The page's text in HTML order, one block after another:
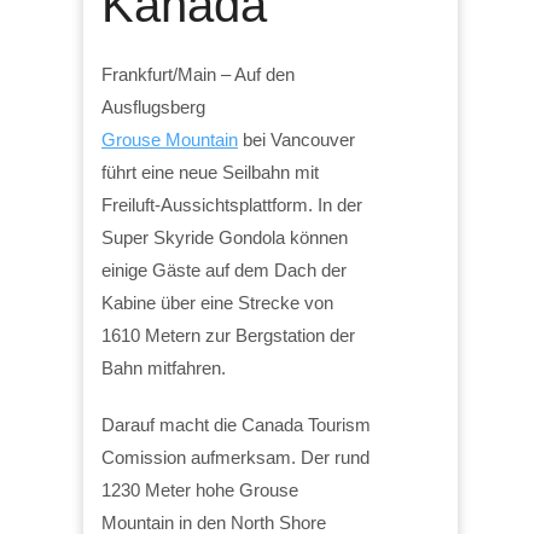
Frankfurt/Main – Auf den
Ausflugsberg
Grouse Mountain bei Vancouver
führt eine neue Seilbahn mit
Freiluft-Aussichtsplattform. In der
Super Skyride Gondola können
einige Gäste auf dem Dach der
Kabine über eine Strecke von
1610 Metern zur Bergstation der
Bahn mitfahren.
Darauf macht die Canada Tourism
Comission aufmerksam. Der rund
1230 Meter hohe Grouse
Mountain in den North Shore